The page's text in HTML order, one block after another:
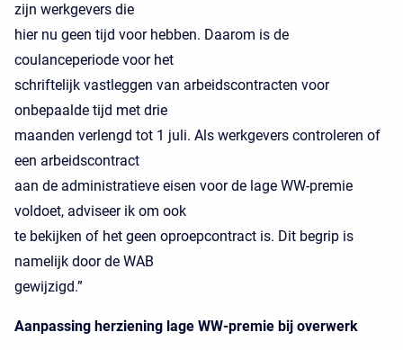
zijn werkgevers die
hier nu geen tijd voor hebben. Daarom is de
coulanceperiode voor het
schriftelijk vastleggen van arbeidscontracten voor
onbepaalde tijd met drie
maanden verlengd tot 1 juli. Als werkgevers controleren of
een arbeidscontract
aan de administratieve eisen voor de lage WW-premie
voldoet, adviseer ik om ook
te bekijken of het geen oproepcontract is. Dit begrip is
namelijk door de WAB
gewijzigd.”
Aanpassing herziening lage WW-premie bij overwerk